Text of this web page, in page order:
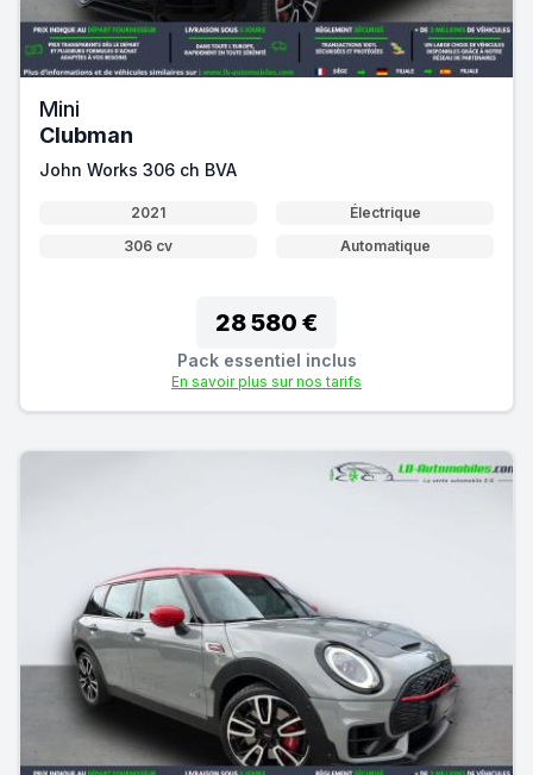
Mini
Clubman
John Works 306 ch BVA
2021
Électrique
306 cv
Automatique
28 580 €
Pack essentiel inclus
En savoir plus sur nos tarifs